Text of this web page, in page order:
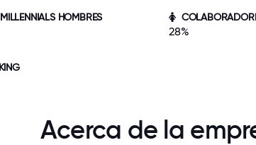
HOMBRES
28%
Acerca de la